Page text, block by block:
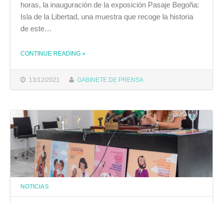
13/12/2021 GABINETE DE PRENSA
horas, la inauguración de la exposición Pasaje Begoña:
Isla de la Libertad, una muestra que recoge la historia
de este…
CONTINUE READING THE "LA FUNDACIÓN DE LA MUJER ACOGE LA EXPOSICIÓN ‘PASAJE BEGOÑA: ISLA DE LA LIBERTAD’"
»
NOTICIAS